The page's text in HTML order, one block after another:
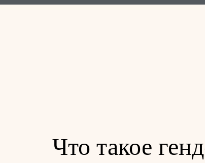
Что такое